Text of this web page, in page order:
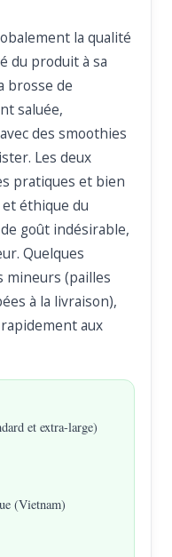
la qualité
du produit à sa
brosse de
saluée,
des smoothies
Les deux
pratiques et bien
éthique du
goût indésirable,
Quelques
mineurs (pailles
à la livraison),
aux
et extra-large)
(Vietnam)